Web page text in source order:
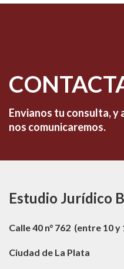
Envianos tu consulta, y
nos comunicaremos.
Estudio Jurídico
Calle 40 n° 762 (entre 10 y
Ciudad de La Plata